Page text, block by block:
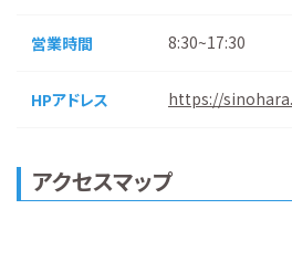
営業時間 8:30~17:30
HPアドレス https://
アクセスマップ